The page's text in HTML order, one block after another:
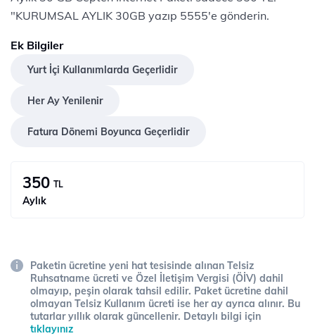
"KURUMSAL AYLIK 30GB yazıp 5555'e gönderin.
Ek Bilgiler
Yurt İçi Kullanımlarda Geçerlidir
Her Ay Yenilenir
Fatura Dönemi Boyunca Geçerlidir
350 TL
Aylık
Paketin ücretine yeni hat tesisinde alınan Telsiz
Ruhsatname ücreti ve Özel İletişim Vergisi (ÖİV) dahil
olmayıp, peşin olarak tahsil edilir. Paket ücretine dahil
olmayan Telsiz Kullanım ücreti ise her ay ayrıca alınır. Bu
tutarlar yıllık olarak güncellenir. Detaylı bilgi için
tıklayınız